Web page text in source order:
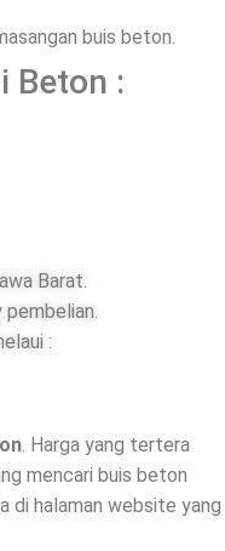
buis beton.
Beton :
Barat.
pembelian.
:
. Harga yang tertera
mencari buis beton
di halaman website yang